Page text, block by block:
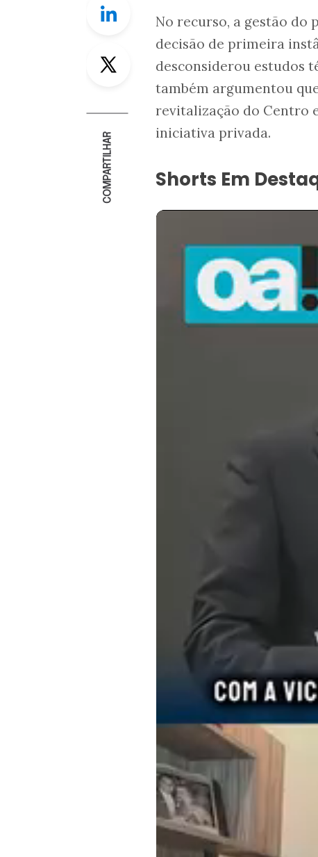
Twitter
COMPARTILHAR
No recurso, a gestão do
decisão de primeira
desconsiderou estudos
também argumentou
revitalização do Centro
iniciativa privada.
Shorts Em